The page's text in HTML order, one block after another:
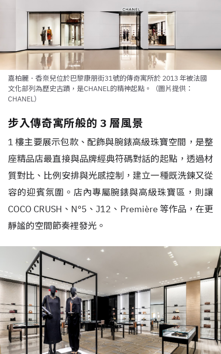
嘉柏麗．香奈兒位於巴黎康朋街31號的傳奇寓所於 2013 年被法國
文化部列為歷史古蹟，是CHANEL的精神起點。（圖片提供：
CHANEL）
步入傳奇寓所般的 3 層風景
1 樓主要展示包款、配飾與腕錶高級珠寶空間，是整
座精品店最直接與品牌經典符碼對話的起點，透過材
質對比、比例安排與光感控制，建立一種既洗鍊又從
容的迎賓氛圍。店內專屬腕錶與高級珠寶區，則讓
COCO CRUSH、N°5、J12、Première 等作品，在更
靜謐的空間節奏裡發光。